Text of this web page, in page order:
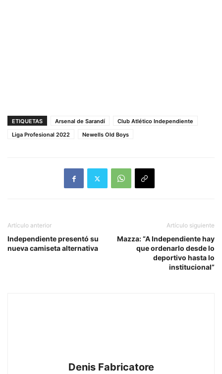
ETIQUETAS Arsenal de Sarandí
Club Atlético Independiente
Liga Profesional 2022
Newells Old Boys
Artículo anterior
Independiente presentó su
nueva camiseta alternativa
Artículo siguiente
Mazza: “A Independiente hay
que ordenarlo desde lo
deportivo hasta lo
institucional”
Denis Fabricatore